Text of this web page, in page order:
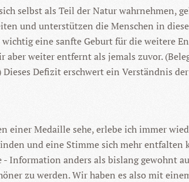
selbst als Teil der Natur wahrnehmen,
und unterstützen die Menschen in
eine sanfte Geburt für die weitere
weiter entfernt als jemals zuvor.
Defizit erschwert ein Verständnis
einer Medaille sehe, erlebe ich immer
und eine Stimme sich mehr
Information anders als bislang gewohnt
zu werden. Wir haben es also mit